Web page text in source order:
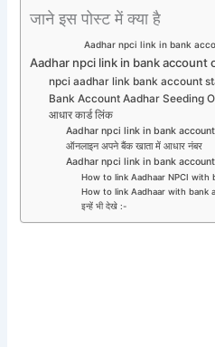
जाने इस पोस्ट में क्या है
Aadhar npci link in bank
Aadhar npci link in bank account
npci aadhar link bank account
Bank Account Aadhar Seeding
आधार कार्ड लिंक
Aadhar npci link in bank account
ऑनलाइन अपने बैंक खाता में आधार नंबर
Aadhar npci link in bank
How to link Aadhaar NPCI with
How to link Aadhaar with bank
इन्हें भी देखे :-